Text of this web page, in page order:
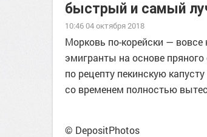
быстрый и самый
10:46 04 октября 2018
Морковь по-корейски — вовсе
эмигранты на основе
по рецепту пекинскую
со временем полностью
© DepositPhotos